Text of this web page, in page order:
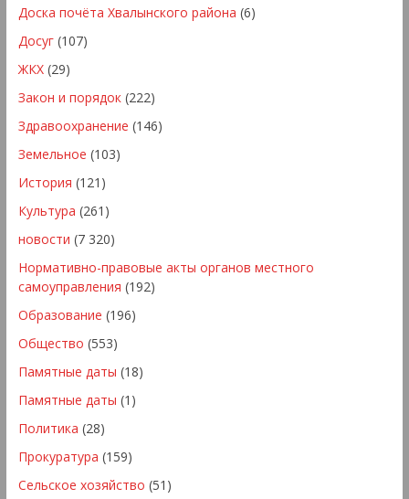
Доска почёта Хвалынского района (6)
Досуг(107)
ЖКХ(29)
Закон и порядок(222)
Здравоохранение (146)
Земельное (103)
История (121)
Культура (261)
новости (7 320)
Нормативно-правовые акты органов местного
самоуправления (192)
Образование (196)
Общество (553)
Памятные даты (18)
Памятные даты (1)
Политика (28)
Прокуратура (159)
Сельское хозяйство (51)